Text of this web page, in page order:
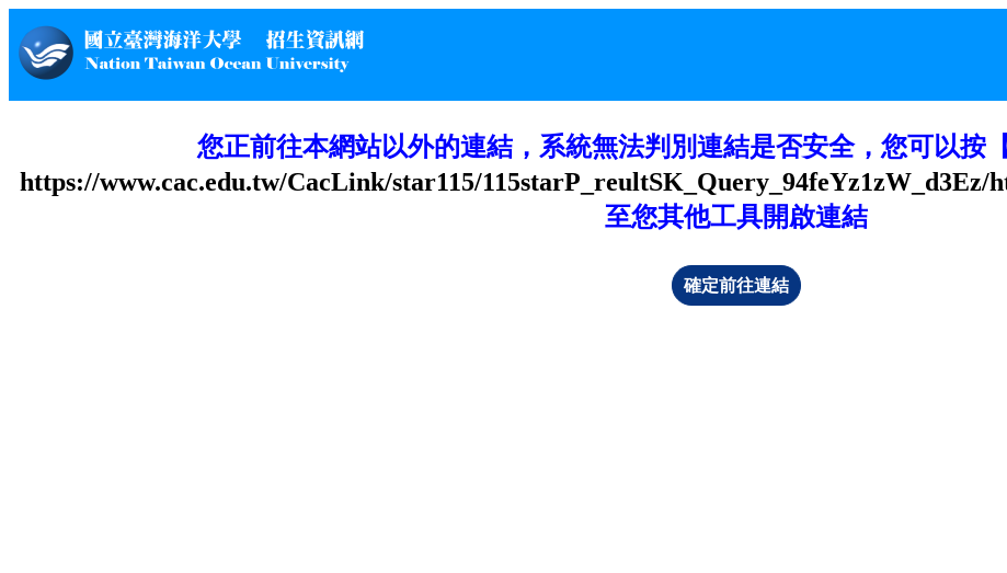
您正前往本網站以外的連結，系統無法判別連結是否安全，您可以按
https://www.cac.edu.tw/CacLink/star115/115starP_reultSK_Query_94feYz1zW_d3Ez/
至您其他工具開啟連結